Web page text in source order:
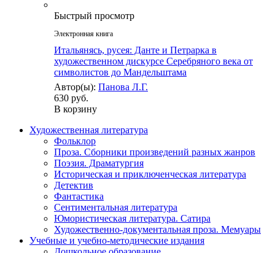
Быстрый просмотр
Электронная книга
Итальянясь, русея: Данте и Петрарка в
художественном дискурсе Серебряного века от
символистов до Мандельштама
Автор(ы): Панова Л.Г.
630 руб.
В корзину
Художественная литература
Фольклор
Проза. Сборники произведений разных жанров
Поэзия. Драматургия
Историческая и приключенческая литература
Детектив
Фантастика
Сентиментальная литература
Юмористическая литература. Сатира
Художественно-документальная проза. Мемуары
Учебные и учебно-методические издания